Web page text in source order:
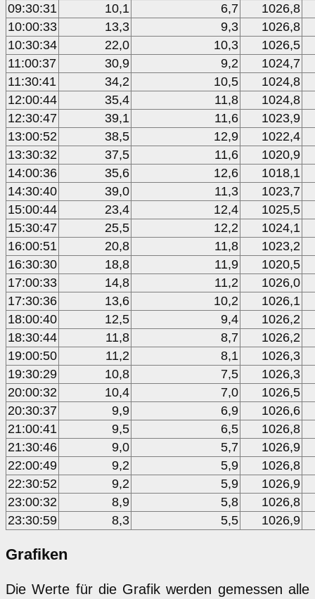
09:30:31
10,1 6,7
1026,8
10:00:33
13,3 9,3
1026,8
10:30:34
22,0 10,3
1026,5
11:00:37
30,9 9,2
1024,7
11:30:41
34,2 10,5
1024,8
12:00:44
35,4 11,8
1024,8
12:30:47
39,1 11,6
1023,9
13:00:52
38,5 12,9
1022,4
13:30:32
37,5 11,6
1020,9
14:00:36
35,6 12,6
1018,1
14:30:40
39,0 11,3
1023,7
15:00:44
23,4 12,4
1025,5
15:30:47
25,5 12,2
1024,1
16:00:51
20,8 11,8
1023,2
16:30:30
18,8 11,9
1020,5
17:00:33
14,8 11,2
1026,0
17:30:36
13,6 10,2
1026,1
18:00:40
12,5 9,4
1026,2
18:30:44
11,8 8,7
1026,2
19:00:50
11,2 8,1
1026,3
19:30:29
10,8 7,5
1026,3
20:00:32
10,4 7,0
1026,5
20:30:37
9,9 6,9
1026,6
21:00:41
9,5 6,5
1026,8
21:30:46
9,0 5,7
1026,9
22:00:49
9,2 5,9
1026,8
22:30:52
9,2 5,9
1026,9
23:00:32
8,9 5,8
1026,8
23:30:59
8,3 5,5 1026,9
Grafiken
Die Werte für die Grafik werden gemessen alle